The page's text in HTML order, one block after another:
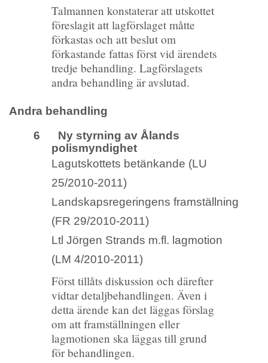
Talmannen konstaterar att utskottet
föreslagit att lagförslaget måtte
förkastas och att beslut om
förkastande fattas först vid ärendets
tredje behandling. Lagförslagets
andra behandling är avslutad.
Andra behandling
6 Ny styrning av Ålands
polismyndighet
Lagutskottets betänkande (LU
25/2010-2011)
Landskapsregeringens framställning
(FR 29/2010-2011)
Ltl Jörgen Strands m.fl. lagmotion
(LM 4/2010-2011)
Först tillåts diskussion och därefter
vidtar detaljbehandlingen. Även i
detta ärende kan det läggas förslag
om att framställningen eller
lagmotionen ska läggas till grund
för behandlingen.